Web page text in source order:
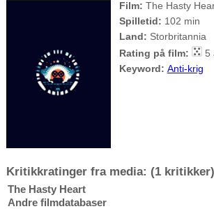
Film: The Hasty
Spilletid: 102 min
Land: Storbritannia
Rating på film:
5
Keyword: Anti-krig
Kritikkratinger fra media: (1 kritikker)
The Hasty Heart
Andre filmdatabaser